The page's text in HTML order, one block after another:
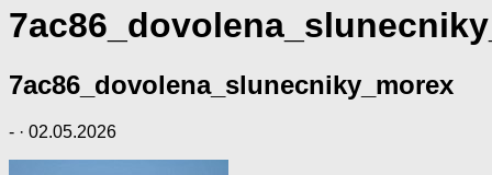
7ac86_dovolena_slunecniky_morex
- · 02.05.2026